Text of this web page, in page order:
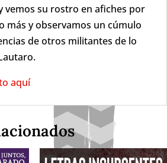
vemos su rostro en afiches por
más y observamos un cúmulo
de otros militantes de lo
aquí